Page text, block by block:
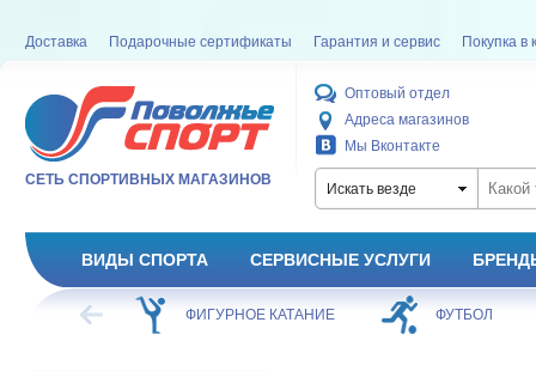
Доставка Подарочные сертификаты Гарантия и сервис Покупка в
СЕТЬ СПОРТИВНЫХ МАГАЗИНОВ
Оптовый отдел
Адреса магазинов
Мы Вконтакте
Искать везде
ВИДЫ СПОРТА СЕРВИСНЫЕ УСЛУГИ
ХОККЕЙ ФИГУРНОЕ КАТАНИЕ ФУТБОЛ